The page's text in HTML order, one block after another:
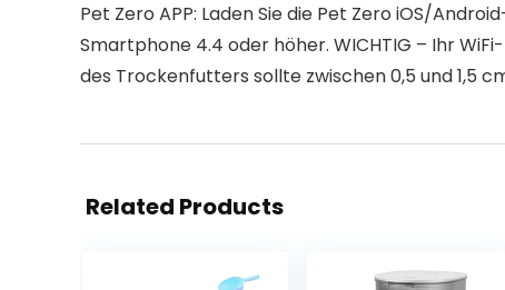
Pet Zero APP: Laden Sie die Pet Zero iOS/
Smartphone 4.4 oder höher. WICHTIG – Ihr
des Trockenfutters sollte zwischen 0,5 und 1,5
Related Products